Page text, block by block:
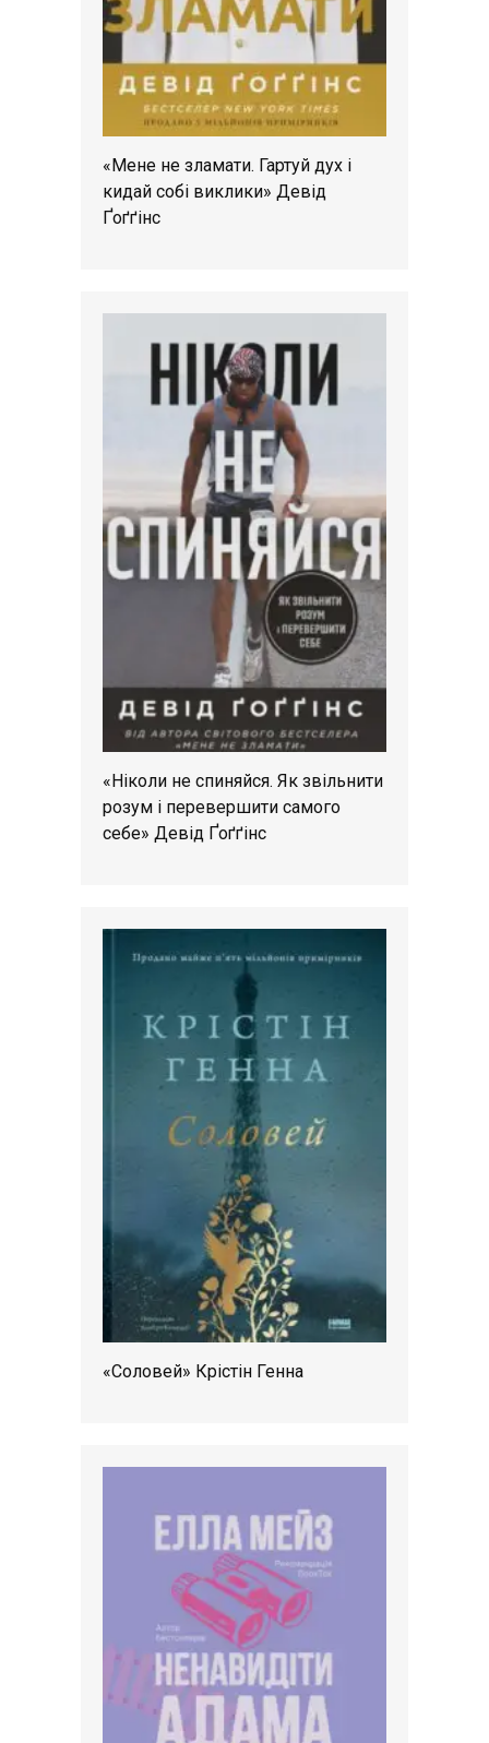
«Мене не зламати. Гартуй дух і
кидай собі виклики» Девід
Ґоґґінс
«Ніколи не спиняйся. Як звільнити
розум і перевершити самого
себе» Девід Ґоґґінс
«Соловей» Крістін Генна